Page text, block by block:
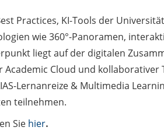
Practices, KI-Tools der
wie 360°-Panoramen,
liegt auf der digitalen
Cloud und kollaborativer
Lernanreize & Multimedia
teilnehmen.
Sie hier.